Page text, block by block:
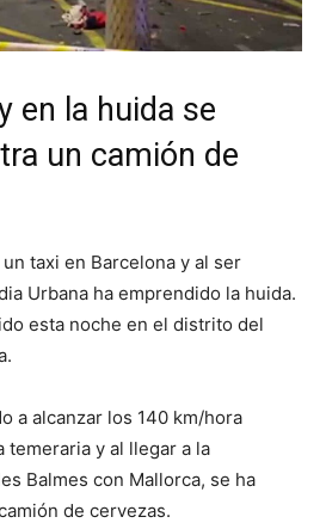
en la huida se
un camión de
taxi en Barcelona y al ser
Urbana ha emprendido la huida.
esta noche en el distrito del
a alcanzar los 140 km/hora
y al llegar a la
Balmes con Mallorca, se ha
de cervezas.